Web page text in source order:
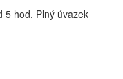
5 hod. Plný úvazek